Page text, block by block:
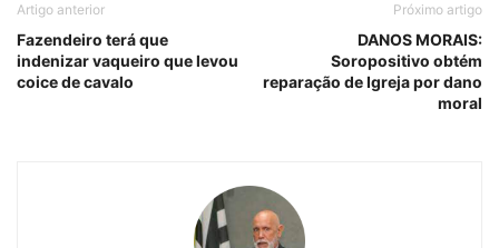
Artigo anterior
Fazendeiro terá que
indenizar vaqueiro que levou
coice de cavalo
Próximo artigo
DANOS MORAIS:
Soropositivo obtém
reparação de Igreja por dano
moral